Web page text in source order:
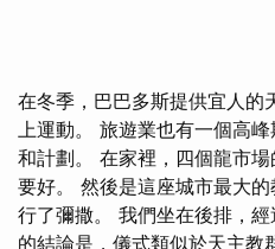
在冬季，巴巴多斯提供宜人的
上運動。 旅遊業也有一個高
和計劃。 在家裡，四個龍市
要好。 然後是這座城市最大
行了彌撒。 我們坐在後排，
的結論是，儀式類似於天主教